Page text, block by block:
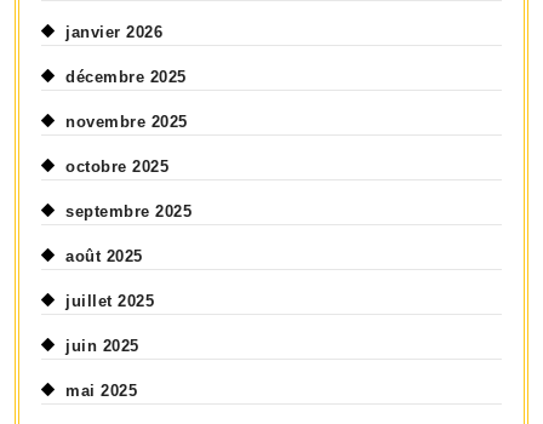
janvier 2026
décembre 2025
novembre 2025
octobre 2025
septembre 2025
août 2025
juillet 2025
juin 2025
mai 2025